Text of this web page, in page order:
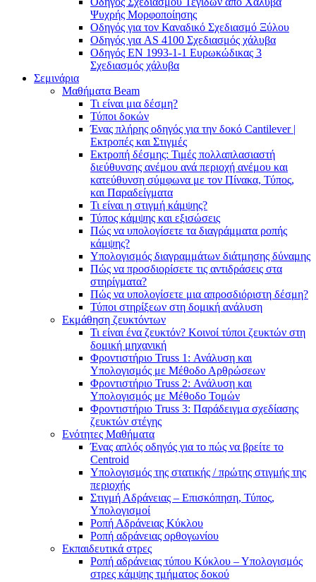
Ψυχρής Μορφοποίησης
Οδηγός για τον Καναδικό Σχεδιασμό Ξύλου
Οδηγός για AS 4100 Σχεδιασμός χάλυβα
Οδηγός ΕΝ 1993-1-1 Ευρωκώδικας 3
Σχεδιασμός χάλυβα
Σεμινάρια
Μαθήματα Beam
Τι είναι μια δέσμη?
Τύποι δοκών
Ένας πλήρης οδηγός για την δοκό Cantilever |
Εκτροπές και Στιγμές
Εκτροπή δέσμης: Τιμές πολλαπλασιαστή
διεύθυνσης ανέμου ανά περιοχή ανέμου και
κατεύθυνση σύμφωνα με τον Πίνακα, Τύπος,
και Παραδείγματα
Τι είναι η στιγμή κάμψης?
Τύπος κάμψης και εξισώσεις
Πώς να υπολογίσετε τα διαγράμματα ροπής
κάμψης?
Υπολογισμός διαγραμμάτων διάτμησης δύναμης
Πώς να προσδιορίσετε τις αντιδράσεις στα
στηρίγματα?
Πώς να υπολογίσετε μια απροσδιόριστη δέσμη?
Τύποι στηρίξεων στη δομική ανάλυση
Εκμάθηση ζευκτόντων
Τι είναι ένα ζευκτόν? Κοινοί τύποι ζευκτών στη
δομική μηχανική
Φροντιστήριο Truss 1: Ανάλυση και
Υπολογισμός με Μέθοδο Αρθρώσεων
Φροντιστήριο Truss 2: Ανάλυση και
Υπολογισμός με Μέθοδο Τομών
Φροντιστήριο Truss 3: Παράδειγμα σχεδίασης
ζευκτών στέγης
Ενότητες Μαθήματα
Ένας απλός οδηγός για το πώς να βρείτε το
Centroid
Υπολογισμός της στατικής / πρώτης στιγμής της
περιοχής
Στιγμή Αδράνειας – Επισκόπηση, Τύπος,
Υπολογισμοί
Ροπή Αδράνειας Κύκλου
Ροπή αδράνειας ορθογωνίου
Εκπαιδευτικά στρες
Ροπή αδράνειας τύπου Κύκλου – Υπολογισμός
στρες κάμψης τμήματος δοκού